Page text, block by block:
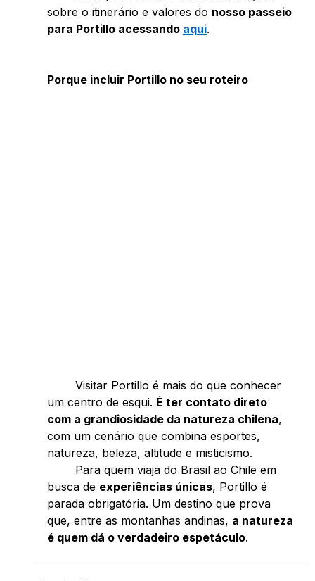
sobre o itinerário e valores do nosso passeio
para Portillo acessando aqui.
Porque incluir Portillo no seu roteiro
um centro de esqui. É ter contato direto
com a grandiosidade da natureza chilena,
com um cenário que combina esportes,
natureza, beleza, altitude e misticismo.
busca de experiências únicas, Portillo é
parada obrigatória. Um destino que prova
que, entre as montanhas andinas, a natureza
é quem dá o verdadeiro espetáculo.